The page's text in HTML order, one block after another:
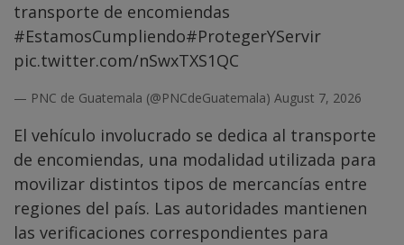
transporte de encomiendas
#EstamosCumpliendo#ProtegerYServir
pic.twitter.com/nSwxTXS1QC
— PNC de Guatemala (@PNCdeGuatemala) August 7, 2026
El vehículo involucrado se dedica al transporte
de encomiendas, una modalidad utilizada para
movilizar distintos tipos de mercancías entre
regiones del país. Las autoridades mantienen
las verificaciones correspondientes para